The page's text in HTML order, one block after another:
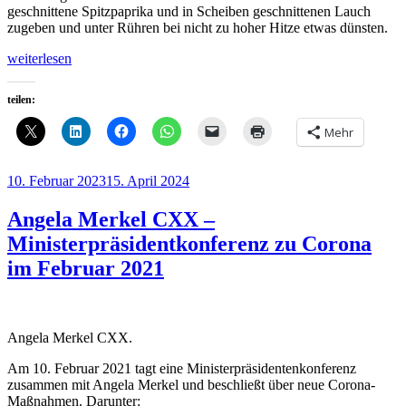
geschnittene Spitzpaprika und in Scheiben geschnittenen Lauch
zugeben und unter Rühren bei nicht zu hoher Hitze etwas dünsten.
„Mein
Udon-
Nudeln
mit
Tofu,
Möhrensalat“
weiterlesen
teilen:
Mehr
Veröffentlicht
10. Februar 202315. April 2024
Angela Merkel CXX –
Ministerpräsidentkonferenz zu Corona
im Februar 2021
Angela Merkel CXX.
Am 10. Februar 2021 tagt eine Ministerpräsidentenkonferenz
zusammen mit Angela Merkel und beschließt über neue Corona-
Maßnahmen. Darunter: